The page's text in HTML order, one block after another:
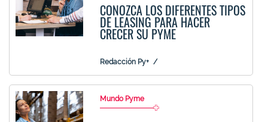
CONOZCA LOS DIFERENTES TIPOS
DE LEASING PARA HACER
CRECER SU PYME
Redacción Py+
Mundo Pyme